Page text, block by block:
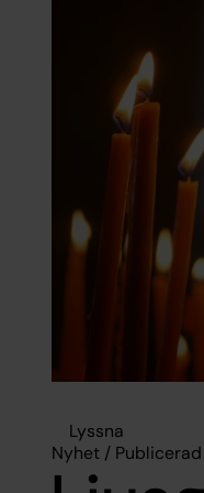
Lyssna
Nyhet /